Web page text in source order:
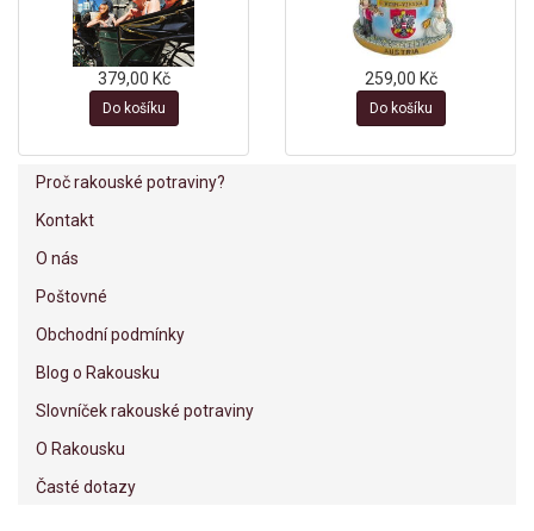
379,00 Kč
Do košíku
259,00 Kč
Do košíku
Proč rakouské potraviny?
Kontakt
O nás
Poštovné
Obchodní podmínky
Blog o Rakousku
Slovníček rakouské potraviny
O Rakousku
Časté dotazy